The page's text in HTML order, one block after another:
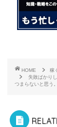
HOME
稼
失敗ばかり
つまらないと思う。